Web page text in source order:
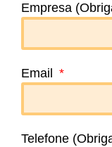
Empresa
Email
Telefone